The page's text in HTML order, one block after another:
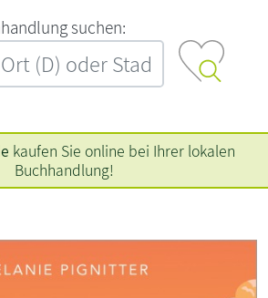
‍s‍u‍c‍h‍e‍n‍:‍
kaufen Sie online bei Ihrer lokalen
Buchhandlung!